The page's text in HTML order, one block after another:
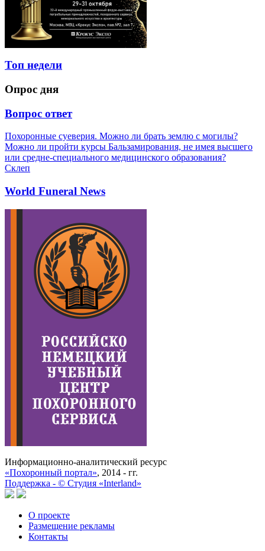
Топ недели
Опрос дня
Вопрос ответ
Похоронные суеверия. Можно ли брать землю с могилы?
Можно ли пройти курсы Бальзамирования, не имея высшего
или средне-специального медицинского образования?
Склеп
World Funeral News
Информационно-аналитический ресурс
«Похоронный портал», 2014 - гг.
Поддержка - © Cтудия «Interland»
О проекте
Размещение рекламы
Контакты